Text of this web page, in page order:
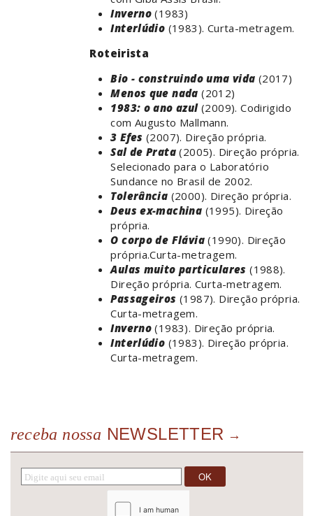
Inverno (1983)
Interlúdio (1983). Curta-metragem.
Roteirista
Bio - construindo uma vida (2017)
Menos que nada (2012)
1983: o ano azul(2009). Codirigido
com Augusto Mallmann.
3 Efes (2007). Direção própria.
Sal de Prata (2005). Direção própria.
Selecionado para o Laboratório
Sundance no Brasil de 2002.
Tolerância (2000). Direção própria.
Deus ex-machina (1995). Direção
própria.
O corpo de Flávia (1990). Direção
própria.Curta-metragem.
Aulas muito particulares (1988).
Direção própria. Curta-metragem.
Passageiros (1987). Direção própria.
Curta-metragem.
Inverno (1983). Direção própria.
Interlúdio (1983). Direção própria.
Curta-metragem.
receba nossa NEWSLETTER